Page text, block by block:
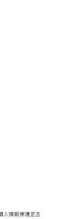
人情報保護宣言